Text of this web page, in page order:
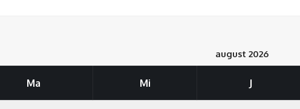
august 2026
Ma Mi J